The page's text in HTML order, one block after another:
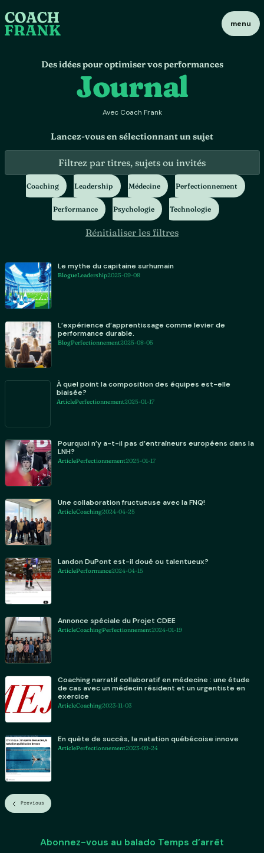
menu
Des idées pour optimiser vos performances
Journal
Avec Coach Frank
Lancez-vous en sélectionnant un sujet
Coaching Leadership Médecine Perfectionnement
Performance Psychologie Technologie
Rénitialiser les filtres
Le mythe du capitaine surhumain
BlogueLeadership2025-09-08
L’expérience d’apprentissage comme levier de
performance durable.
BlogPerfectionnement2025-08-05
À quel point la composition des équipes est-elle
biaisée?
ArticlePerfectionnement2025-01-17
Pourquoi n’y a-t-il pas d’entraîneurs européens dans la
LNH?
ArticlePerfectionnement2025-01-17
Une collaboration fructueuse avec la FNQ!
ArticleCoaching2024-04-25
Landon DuPont est-il doué ou talentueux?
ArticlePerformance2024-04-15
Annonce spéciale du Projet CDEE
ArticleCoachingPerfectionnement2024-01-19
Coaching narratif collaboratif en médecine : une étude
de cas avec un médecin résident et un urgentiste en
exercice
ArticleCoaching2023-11-03
En quête de succès, la natation québécoise innove
ArticlePerfectionnement2023-09-24
Previous
Abonnez-vous au balado Temps d’arrêt